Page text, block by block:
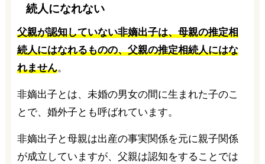
続人になれない
父親が認知していない非嫡出子は、母親の推定相
続人にはなれるものの、父親の推定相続人にはな
れません。
非嫡出子とは、未婚の男女の間に生まれた子のこ
とで、婚外子とも呼ばれています。
非嫡出子と母親は出産の事実関係を元に親子関係
が成立していますが、父親は認知をすることでは